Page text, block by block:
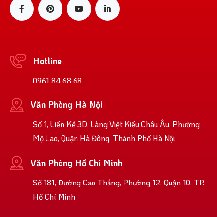
Hotline
0961 84 68 68
Văn Phòng Hà Nội
Số 1, Liền Kề 3D, Làng Việt Kiều Châu Âu, Phường
Mộ Lao, Quận Hà Đông, Thành Phố Hà Nội
Văn Phòng Hồ Chí Minh
Số 181, Đường Cao Thắng, Phường 12, Quận 10, TP.
Hồ Chí Minh